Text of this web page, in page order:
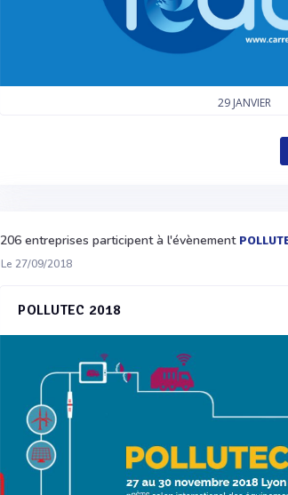
29 JANVIER
206 entreprises participent à l'évènement
Le 27/09/2018
POLLUTEC 2018